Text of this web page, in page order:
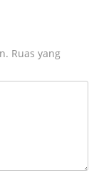
Ruas yang